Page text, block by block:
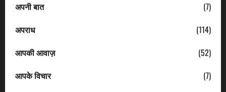
अपनी बात
(7)
अपराध
(114)
आपकी आवाज़
(52)
आपके विचार
(7)